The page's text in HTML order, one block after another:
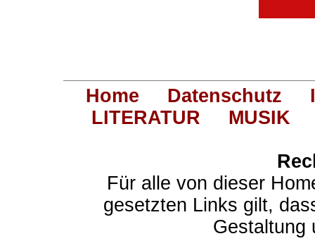
Home Datenschutz
LITERATUR
MUSIK
Für alle von dieser
gesetzten Links gilt,
Gestaltung